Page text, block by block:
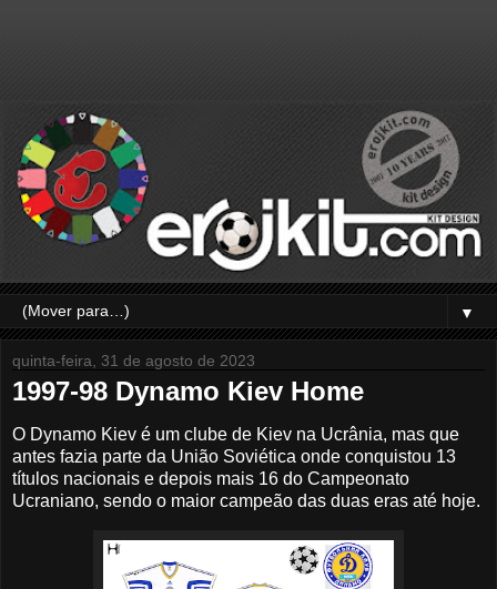
▼
quinta-feira, 31 de agosto de 2023
1997-98 Dynamo Kiev Home
O Dynamo Kiev é um clube de Kiev na Ucrânia, mas que
antes fazia parte da União Soviética onde conquistou 13
títulos nacionais e depois mais 16 do Campeonato
Ucraniano, sendo o maior campeão das duas eras até hoje.